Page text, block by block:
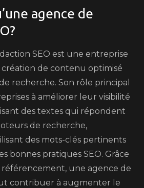
agence de
SEO est une entreprise
création de contenu optimisé
recherche. Son rôle principal
à améliorer leur visibilité
des textes qui répondent
de recherche,
des mots-clés pertinents
bonnes pratiques SEO. Grâce
référencement, une agence de
contribuer à augmenter le